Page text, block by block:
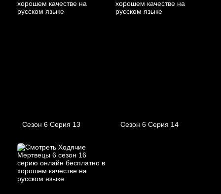
Сезон 6 Серия 13 Сезон 6 Серия 14